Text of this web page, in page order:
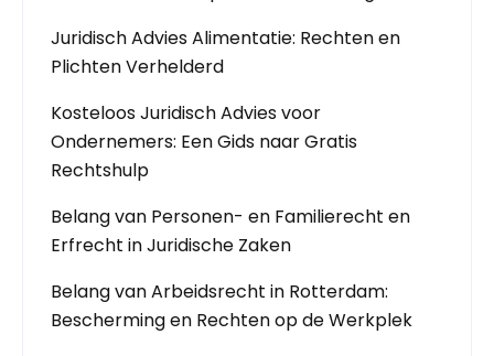
Juridisch Advies Alimentatie: Rechten en
Plichten Verhelderd
Kosteloos Juridisch Advies voor
Ondernemers: Een Gids naar Gratis
Rechtshulp
Belang van Personen- en Familierecht en
Erfrecht in Juridische Zaken
Belang van Arbeidsrecht in Rotterdam:
Bescherming en Rechten op de Werkplek